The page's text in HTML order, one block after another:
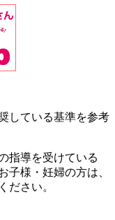
している基準を参考
指導を受けている
子様・妊婦の方は、
ださい。